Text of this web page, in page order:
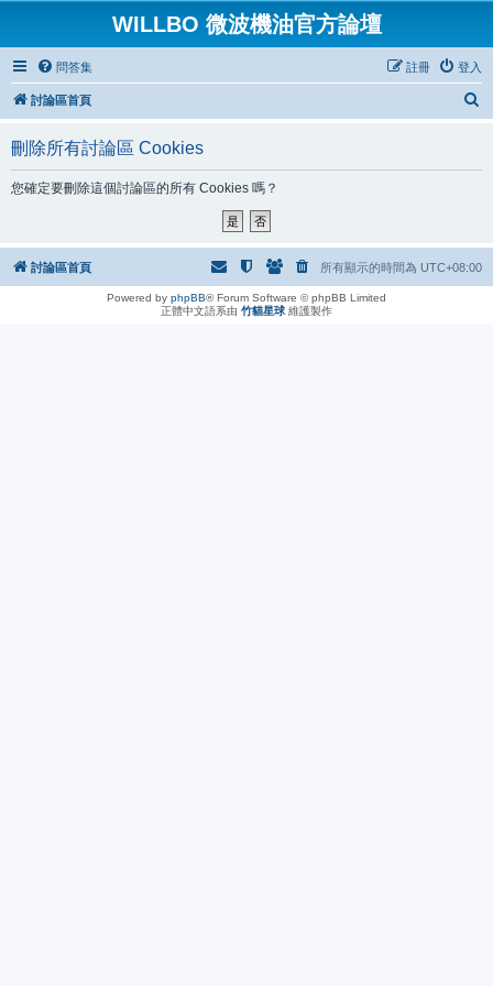
WILLBO 微波機油官方論壇
問答集 登入
註冊
討論區首頁
刪除所有討論區 Cookies
您確定要刪除這個討論區的所有 Cookies 嗎？
討論區首頁 所有顯示的時間為 UTC+08:00
Powered by phpBB® Forum Software © phpBB Limited
正體中文語系由 竹貓星球 維護製作